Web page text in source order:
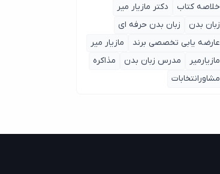
خلاصه کتاب
دکتر مازیار میر
زبان بدن
زبان بدن حرفه ای
عارضه یابی تخصصی برند
مازیار میر
مازیارمیر
مدرس زبان بدن
مذاکره
مشاورانتخابات